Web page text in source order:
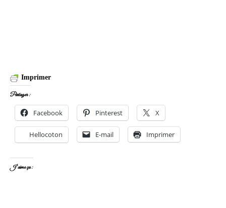
Imprimer
Partager :
Facebook Pinterest X
Hellocoton E-mail Imprimer
J’aime ça :